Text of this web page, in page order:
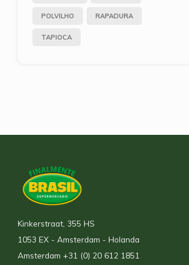
POLVILHO RAPADURA
TAPIOCA
Kinkerstraat, 355 HS
1053 EX - Amsterdam - Holanda
Amsterdam +31 (0) 20 612 1851